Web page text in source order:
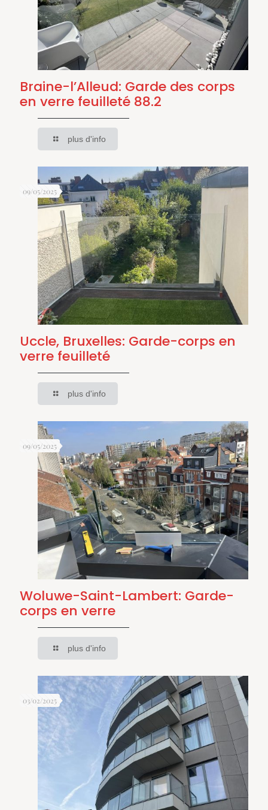
Braine-l’Alleud: Garde des corps
en verre feuilleté 88.2
plus d'info
09/05/2025
Uccle, Bruxelles: Garde-corps en
verre feuilleté
plus d'info
09/05/2025
Woluwe-Saint-Lambert: Garde-
corps en verre
plus d'info
03/02/2025